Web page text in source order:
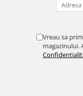
Vreau sa
magazinului.